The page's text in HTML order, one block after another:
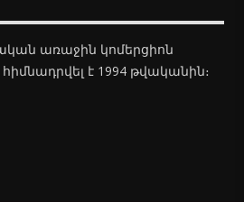
առաջին կոմերցիոն
է 1994 թվականին։